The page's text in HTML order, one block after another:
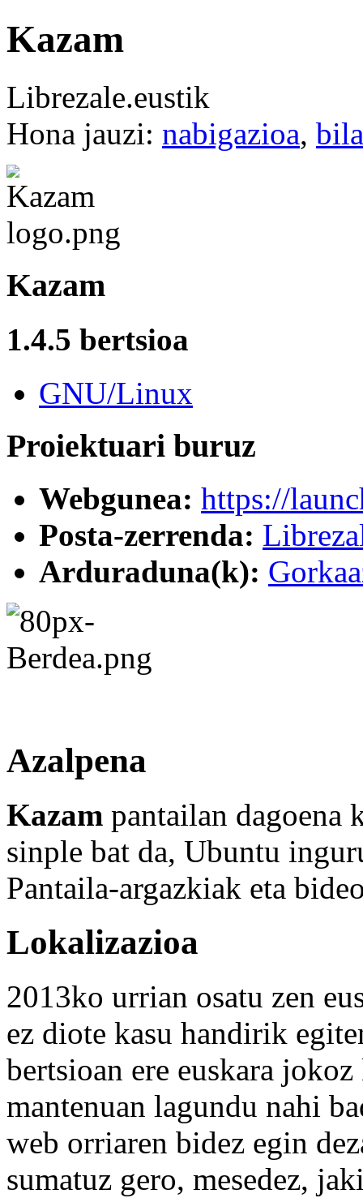
Kazam
Librezale.eustik
Hona jauzi: nabigazioa,
Kazam
1.4.5 bertsioa
GNU/Linux
Proiektuari buruz
Webgunea: https://
Posta-zerrenda:
Arduraduna(k):
Azalpena
Kazam pantailan dagoena
sinple bat da, Ubuntu
Pantaila-argazkiak eta
Lokalizazioa
2013ko urrian osatu zen
ez diote kasu handirik
bertsioan ere euskara
mantenuan lagundu nahi
web orriaren bidez egin
sumatuz gero, mesedez,